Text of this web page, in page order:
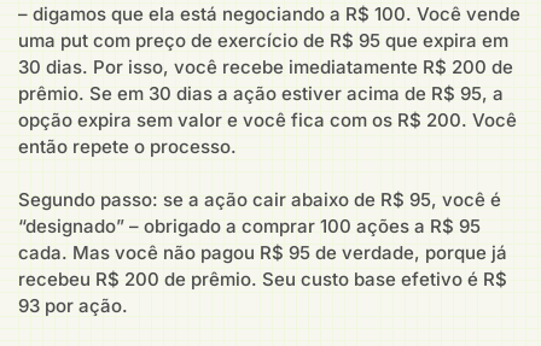
– digamos que ela está negociando a R$ 100. Você vende
uma put com preço de exercício de R$ 95 que expira em
30 dias. Por isso, você recebe imediatamente R$ 200 de
prêmio. Se em 30 dias a ação estiver acima de R$ 95, a
opção expira sem valor e você fica com os R$ 200. Você
então repete o processo.
Segundo passo: se a ação cair abaixo de R$ 95, você é
“designado” – obrigado a comprar 100 ações a R$ 95
cada. Mas você não pagou R$ 95 de verdade, porque já
recebeu R$ 200 de prêmio. Seu custo base efetivo é R$
93 por ação.